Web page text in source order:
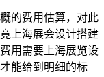
的费用估算，对此
上海展会设计搭建
用需要上海展览设
能给到明细的标